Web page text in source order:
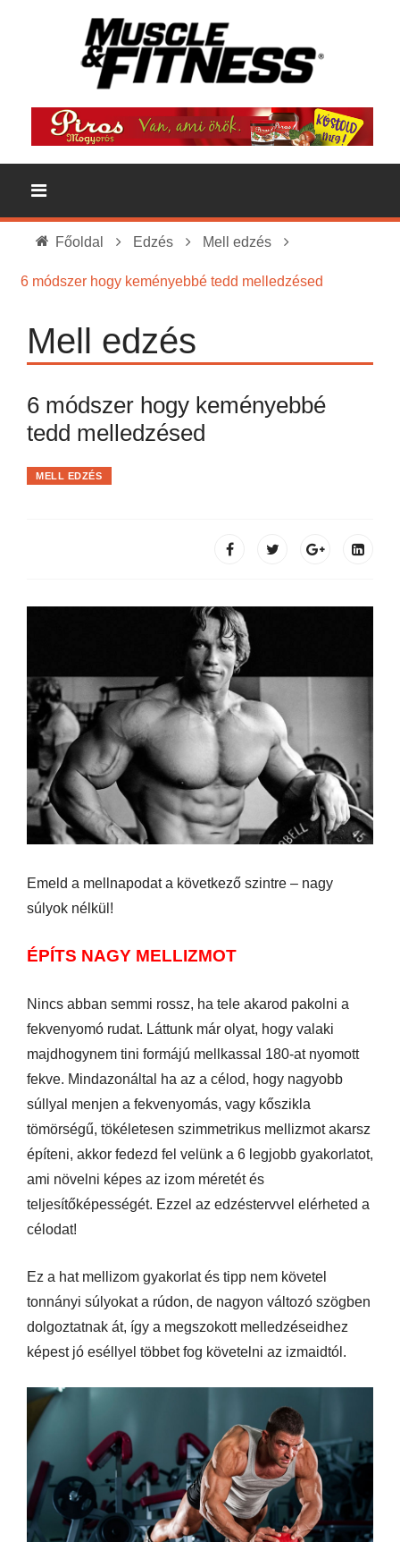
Főoldal Edzés Mell edzés
6 módszer hogy keményebbé tedd melledzésed
Mell edzés
6 módszer hogy keményebbé
tedd melledzésed
MELL EDZÉS
Emeld a mellnapodat a következő szintre – nagy
súlyok nélkül!
ÉPÍTS NAGY MELLIZMOT
Nincs abban semmi rossz, ha tele akarod pakolni a
fekvenyomó rudat. Láttunk már olyat, hogy valaki
majdhogynem tini formájú mellkassal 180-at nyomott
fekve. Mindazonáltal ha az a célod, hogy nagyobb
súllyal menjen a fekvenyomás, vagy kőszikla
tömörségű, tökéletesen szimmetrikus mellizmot akarsz
építeni, akkor fedezd fel velünk a 6 legjobb gyakorlatot,
ami növelni képes az izom méretét és
teljesítőképességét. Ezzel az edzéstervvel elérheted a
célodat!
Ez a hat mellizom gyakorlat és tipp nem követel
tonnányi súlyokat a rúdon, de nagyon változó szögben
dolgoztatnak át, így a megszokott melledzéseidhez
képest jó eséllyel többet fog követelni az izmaidtól.